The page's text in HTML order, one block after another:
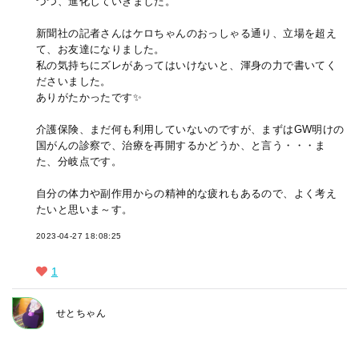
新聞社の記者さんはケロちゃんのおっしゃる通り、立場を超え
て、お友達になりました。
私の気持ちにズレがあってはいけないと、渾身の力で書いてく
ださいました。
ありがたかったです✨
介護保険、まだ何も利用していないのですが、まずはGW明けの
国がんの診察で、治療を再開するかどうか、と言う・・・ま
た、分岐点です。
自分の体力や副作用からの精神的な疲れもあるので、よく考え
たいと思いま～す。
2023-04-27 18:08:25
1
せとちゃん